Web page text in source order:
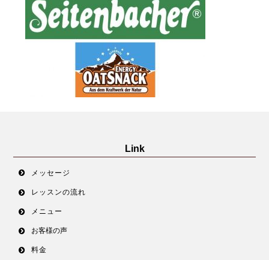
Link
メッセージ
レッスンの流れ
メニュー
お客様の声
料金